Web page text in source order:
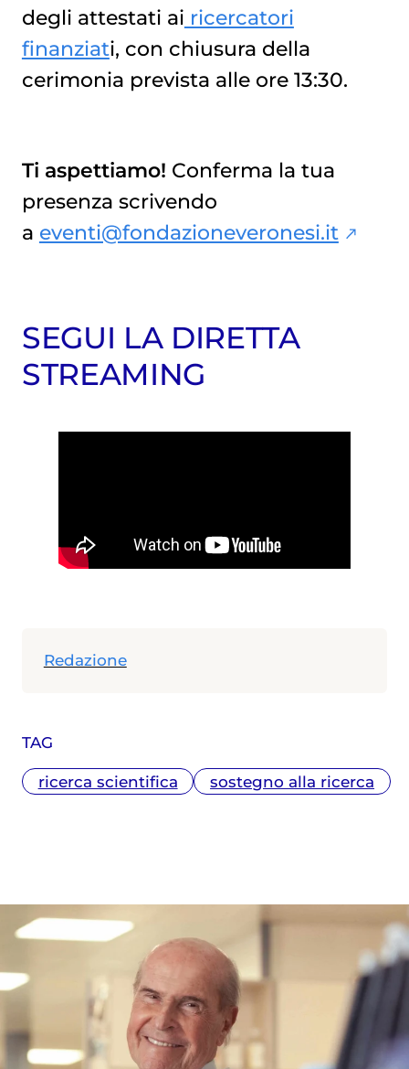
TAG
ricerca scientifica sostegno alla ricerca
degli attestati ai ricercatori
finanziati, con chiusura della
cerimonia prevista alle ore 13:30.
Ti aspettiamo! Conferma la tua
presenza scrivendo
a eventi@fondazioneveronesi.it
SEGUI LA DIRETTA
STREAMING
Redazione